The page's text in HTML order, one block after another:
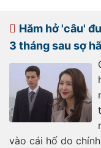
Hăm hở 'câu'
3 tháng sau sợ
vào cái hố do